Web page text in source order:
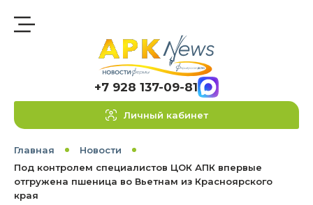
+7 928 137-09-81
Личный кабинет
Главная
Новости
Под контролем специалистов ЦОК АПК впервые
отгружена пшеница во Вьетнам из Красноярского
края